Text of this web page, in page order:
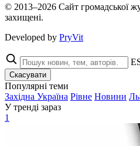
© 2013–2026 Сайт громадської
захищені.
Developed by PryVit
Скасувати
Популярні теми
Західна Україна Рівне Новини
У тренді зараз
1